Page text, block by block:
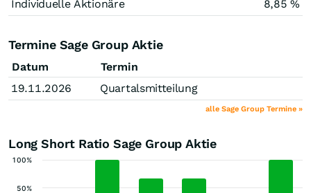
Individuelle Aktionäre
8,85 %
Termine Sage Group Aktie
Datum
Termin
19.11.2026
Quartalsmitteilung
alle Sage Group Termine »
Long Short Ratio Sage Group Aktie
50%
100%